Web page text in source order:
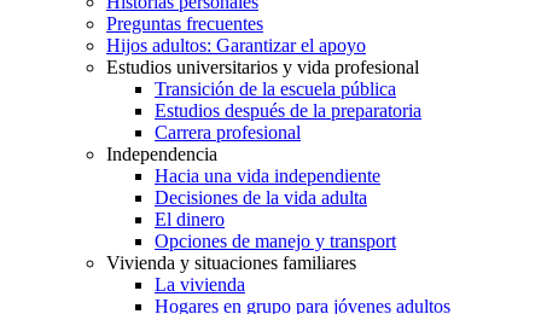
Preguntas frecuentes
Hijos adultos: Garantizar el apoyo
Estudios universitarios y vida profesional
Transición de la escuela pública
Estudios después de la preparatoria
Carrera profesional
Independencia
Hacia una vida independiente
Decisiones de la vida adulta
El dinero
Opciones de manejo y transport
Vivienda y situaciones familiares
La vivienda
Hogares en grupo para jóvenes adultos